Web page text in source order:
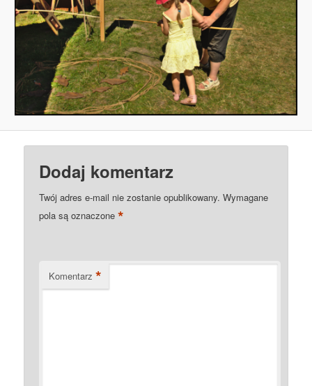
Dodaj komentarz
Twój adres e-mail nie zostanie opublikowany. Wymagane
pola są oznaczone*
Komentarz *